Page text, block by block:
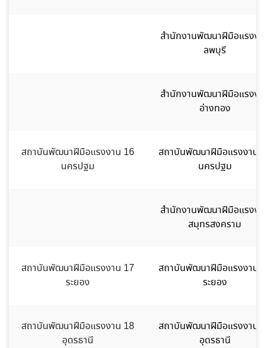
สำนักงานพัฒนาฝีมือแรงง
ลพบุรี
สำนักงานพัฒนาฝีมือแรงง
อ่างทอง
สถาบันพัฒนาฝีมือแรงงาน 16
นครปฐม
สถาบันพัฒนาฝีมือแรงงาน
นครปฐม
สำนักงานพัฒนาฝีมือแรงง
สมุทรสงคราม
สถาบันพัฒนาฝีมือแรงงาน 17
ระยอง
สถาบันพัฒนาฝีมือแรงงาน
ระยอง
สถาบันพัฒนาฝีมือแรงงาน 18
อุดรธานี
สถาบันพัฒนาฝีมือแรงงาน
อุดรธานี